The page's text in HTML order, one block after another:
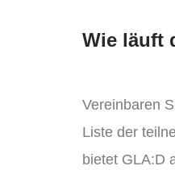
Wie läuft
Vereinbaren
Liste der
bietet GLA:D